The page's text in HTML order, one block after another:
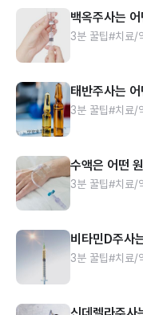
백옥주사는
3분 꿀팁#치료/
태반주사는
3분 꿀팁#치료/
수액은 어떤
3분 꿀팁#치료/
비타민D주사
3분 꿀팁#치료/